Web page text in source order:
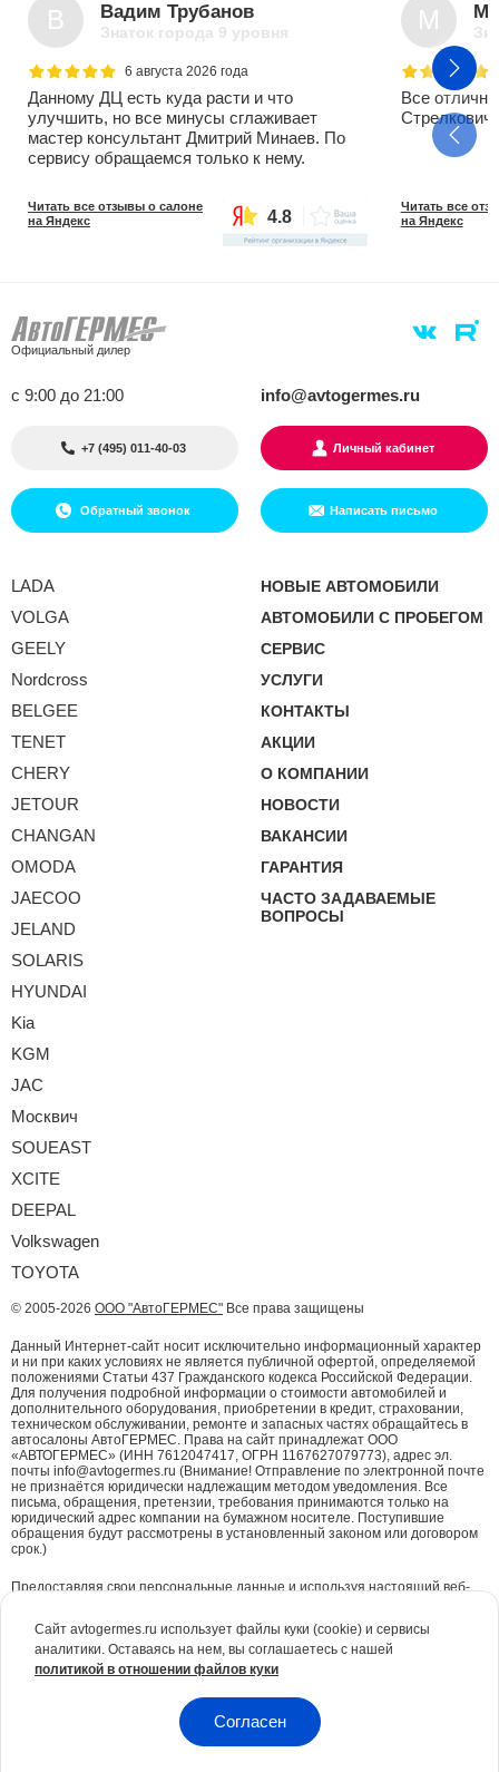
В Вадим Трубанов
Знаток города 9 уровня
6 августа 2026 года
Данному ДЦ есть куда расти и что
улучшить, но все минусы сглаживает
мастер консультант Дмитрий Минаев. По
сервису обращаемся только к нему.
Читать все отзывы о салоне
на Яндекс
4.8
М
Все
Стрелкович
Читать все
на Яндекс
Официальный дилер
с 9:00 до 21:00 info@avtogermes.ru
+7 (495) 011-40-03 Личный кабинет
Обратный звонок Написать письмо
LADA
VOLGA
GEELY
Nordcross
BELGEE
TENET
CHERY
JETOUR
CHANGAN
OMODA
JAECOO
JELAND
SOLARIS
HYUNDAI
Kia
KGM
JAC
Москвич
SOUEAST
XCITE
DEEPAL
Volkswagen
TOYOTA
НОВЫЕ АВТОМОБИЛИ
АВТОМОБИЛИ С ПРОБЕГОМ
СЕРВИС
УСЛУГИ
КОНТАКТЫ
АКЦИИ
О КОМПАНИИ
НОВОСТИ
ВАКАНСИИ
ГАРАНТИЯ
ЧАСТО ЗАДАВАЕМЫЕ
ВОПРОСЫ
© 2005-2026 ООО "АвтоГЕРМЕС" Все права защищены
Данный Интернет-сайт носит исключительно информационный характер
и ни при каких условиях не является публичной офертой, определяемой
положениями Статьи 437 Гражданского кодекса Российской Федерации.
Для получения подробной информации о стоимости автомобилей и
дополнительного оборудования, приобретении в кредит, страховании,
техническом обслуживании, ремонте и запасных частях обращайтесь в
автосалоны АвтоГЕРМЕС. Права на сайт принадлежат ООО
«АВТОГЕРМЕС» (ИНН 7612047417, ОГРН 1167627079773), адрес эл.
почты info@avtogermes.ru (Внимание! Отправление по электронной почте
не признаётся юридически надлежащим методом уведомления. Все
письма, обращения, претензии, требования принимаются только на
юридический адрес компании на бумажном носителе. Поступившие
обращения будут рассмотрены в установленный законом или договором
срок.)
Предоставляя свои персональные данные и используя настоящий веб-
Для повышения удобства работы с сайтом и обеспечения его корректной
работы компания АвтоГЕРМЕСиспользует файлы куки (cookie)
идентифицируют Ваши личные данные. Вся информация является сугубо
конфиденциальной. При необходимости Вы можете отключить куки с
помощью настроек браузера.
Сайт avtogermes.ru использует файлы куки (cookie) и сервисы
аналитики. Оставаясь на нем, вы соглашаетесь с нашей
политикой в отношении файлов куки
Согласен